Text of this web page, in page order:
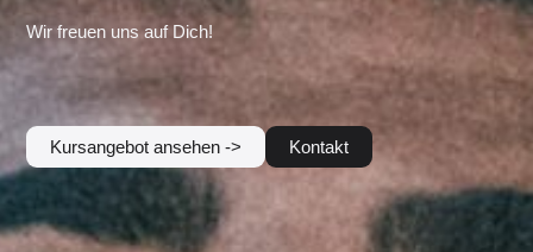
Wir freuen uns auf Dich!
Kursangebot ansehen -> Kontakt